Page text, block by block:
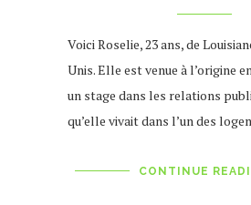
Voici Roselie, 23 ans, de
Unis. Elle est venue à l’origine
un stage dans les relations
qu’elle vivait dans l’un des
CONTINUE